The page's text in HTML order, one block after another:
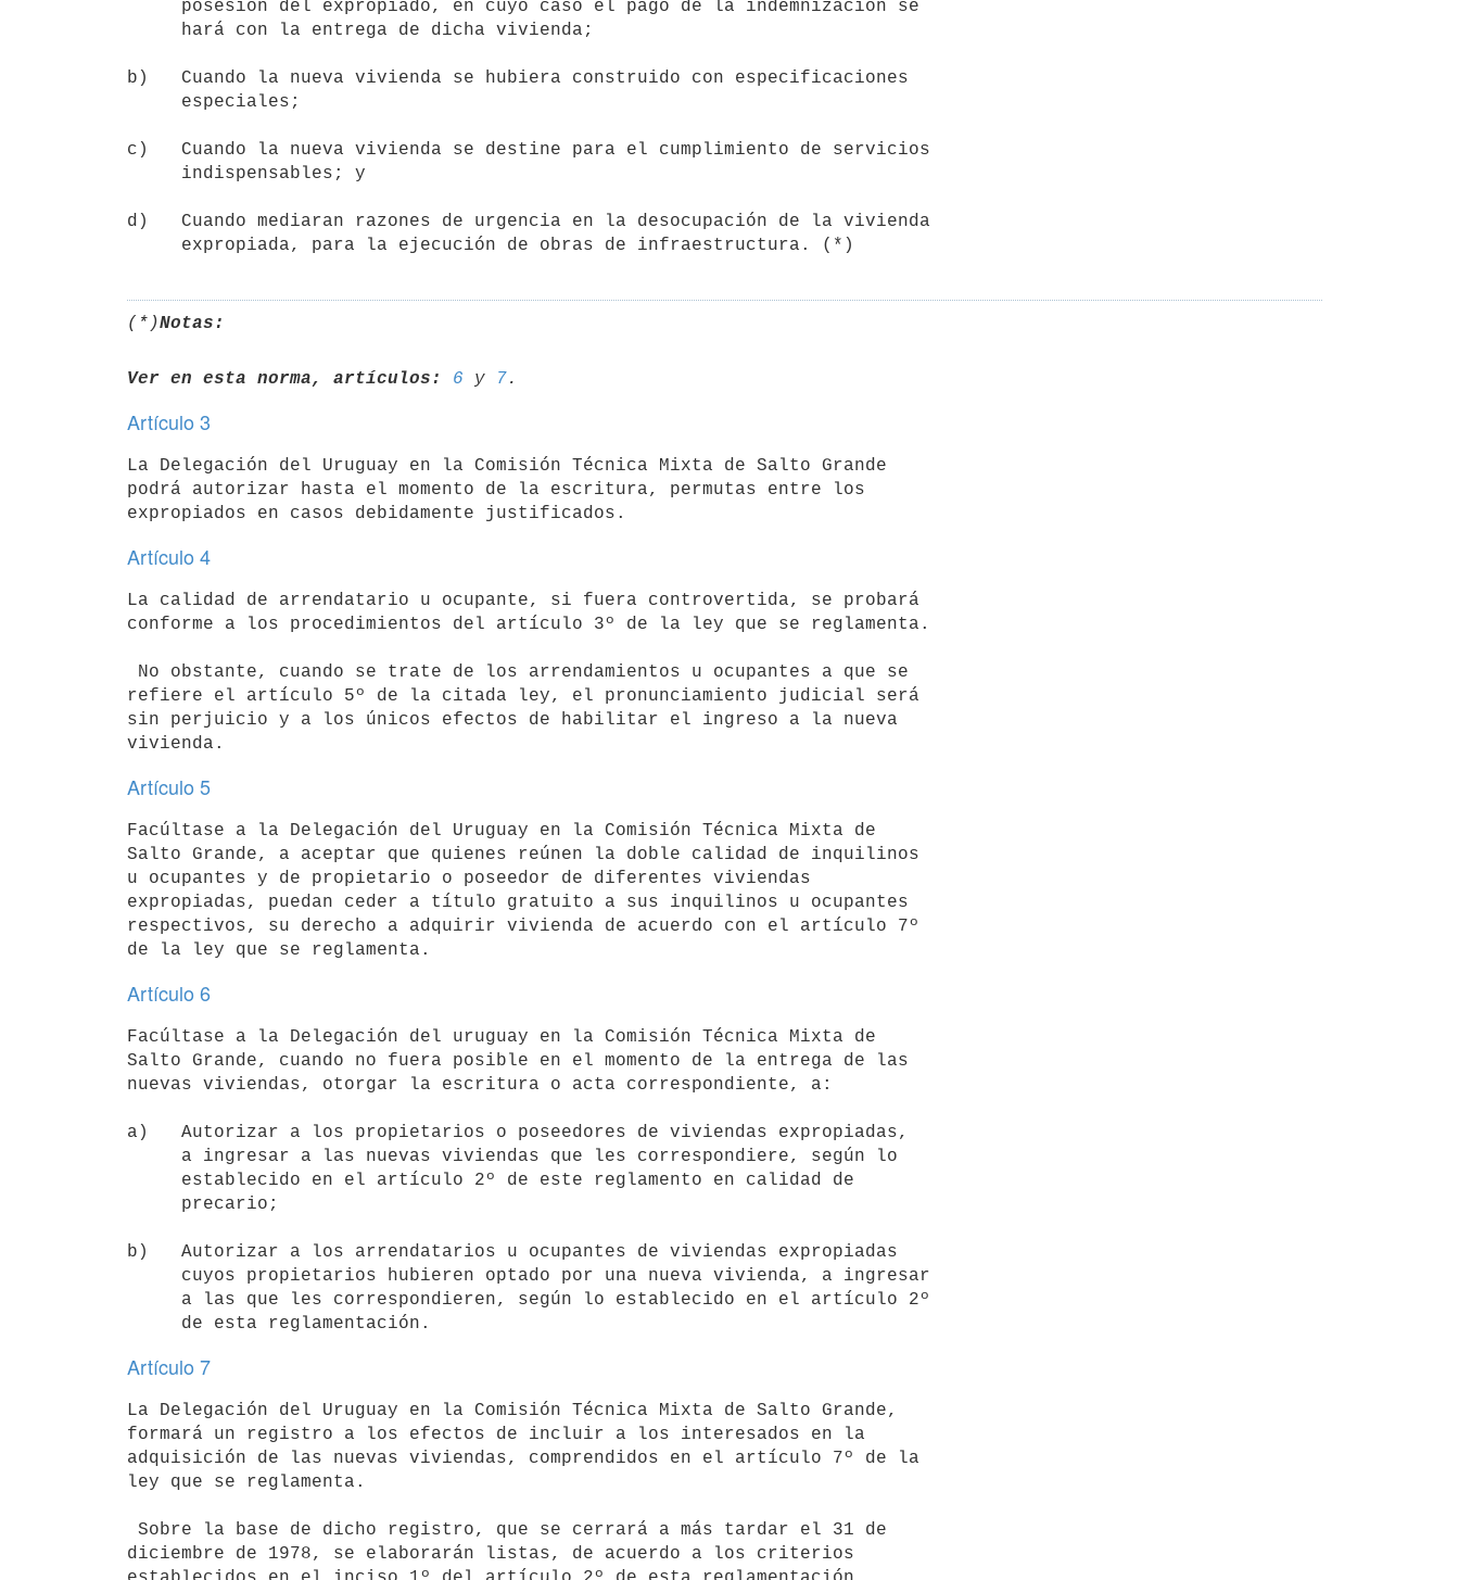
b)   Cuando la nueva vivienda se hubiera construido con especificaciones
c)   Cuando la nueva vivienda se destine para el cumplimiento de servicios
d)   Cuando mediaran razones de urgencia en la desocupación de la vivienda
(*)Notas:
Ver en esta norma, artículos: 6 y 7
Artículo 3
La Delegación del Uruguay en la Comisión Técnica Mixta de Salto Grande
podrá autorizar hasta el momento de la escritura, permutas entre los
Artículo 4
La calidad de arrendatario u ocupante, si fuera controvertida, se probará
conforme a los procedimientos del artículo 3º de la ley que se reglamenta.
refiere el artículo 5º de la citada ley, el pronunciamiento judicial será
sin perjuicio y a los únicos efectos de habilitar el ingreso a la nueva
Artículo 5
Facúltase a la Delegación del Uruguay en la Comisión Técnica Mixta de
Salto Grande, a aceptar que quienes reúnen la doble calidad de inquilinos
u ocupantes y de propietario o poseedor de diferentes viviendas
expropiadas, puedan ceder a título gratuito a sus inquilinos u ocupantes
respectivos, su derecho a adquirir vivienda de acuerdo con el artículo 7º
Artículo 6
Facúltase a la Delegación del uruguay en la Comisión Técnica Mixta de
Salto Grande, cuando no fuera posible en el momento de la entrega de las
nuevas viviendas, otorgar la escritura o acta correspondiente, a:
a)   Autorizar a los propietarios o poseedores de viviendas expropiadas,
b)   Autorizar a los arrendatarios u ocupantes de viviendas expropiadas
Artículo 7
La Delegación del Uruguay en la Comisión Técnica Mixta de Salto Grande,
formará un registro a los efectos de incluir a los interesados en la
adquisición de las nuevas viviendas, comprendidos en el artículo 7º de la
ley que se reglamenta.
diciembre de 1978, se elaborarán listas, de acuerdo a los criterios